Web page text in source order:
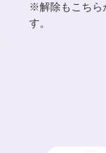
※解除もこちら
す。